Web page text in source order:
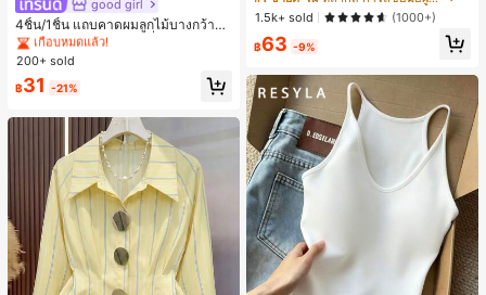
good girl
4ชิ้น/1ชิ้น แถบคาดผมลูกไม้บางกว้างยื
ดหยุ่นสำหรับผู้หญิง, แฟชั่นอเนกประสง
ค์พรีเมียมหรูหราสไตล์มินิมอล ผ้าพันคอ
เล็กๆ ห่วงผม อุปกรณ์เสริมผม, เหมาะสำ
หรับการออกไปข้างนอกประจำวัน, ลำล
อง, งานปาร์ตี้, การเดินทาง, การพักผ่อ
น, การมัดผม, การจัดทรงผม, การแต่งห
น้า, การจับคู่ชุด, อุปกรณ์เสริมประดับผ
#1 ขายดี
เกือบหมดแล้ว!
#1 ขายดี
เกือบหมดแล้ว!
#1 ขายดี
เกือบหมดแล้ว!
#1 ขายดี
ใน ยางรัดผมแบบพื้นฐาน เครื่องประดับผมผู้หญิง
200+ sold
฿31 -21%
ทันสมัย, เหมาะสำหรับสวมใส่ในชีวิตปร
ะจำวันและโอกาสต่างๆ, ของขวัญสำหรั
บเธอ
1.5k+ sold
(1000+)
฿63 -9%